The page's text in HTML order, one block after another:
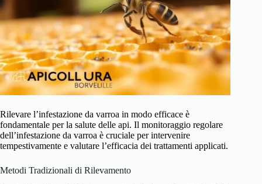
Rilevare l’infestazione da varroa in modo efficace è
fondamentale per la salute delle api. Il monitoraggio regolare
dell’infestazione da varroa è cruciale per intervenire
tempestivamente e valutare l’efficacia dei trattamenti applicati.
Metodi Tradizionali di Rilevamento